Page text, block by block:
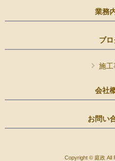
業務
ブロ
施工
会社
お問い
Copyright © 庭政 All